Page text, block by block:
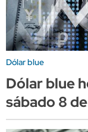
Dólar blue
Dólar blue
sábado 8